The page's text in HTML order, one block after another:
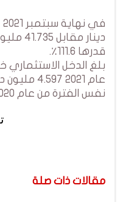
دينار
قدرها 111.6٪.
بلغ الدخل الاستثماري
نفس الفترة من عام 2020 ، بزيادة قدرها 55.7٪.
مقالات ذات صلة